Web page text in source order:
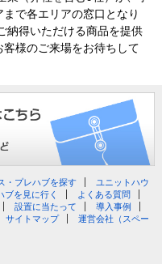
で各エリアの窓口となり
納得いただける商品を提供
様のご来場をお待ちして
・プレハブを探す
ユニットハウ
ブを見に行く
よくある質問
設置に当たって
導入事例
サイトマップ
運営会社（スペー